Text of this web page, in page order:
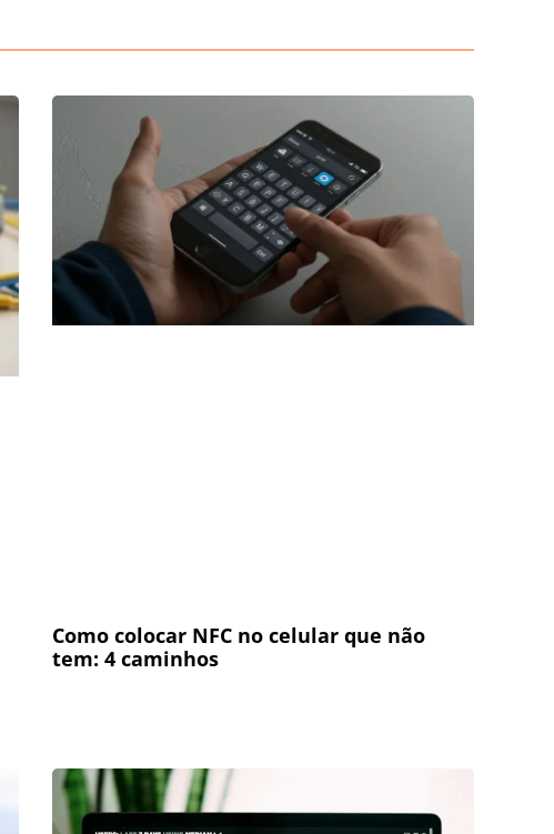
Como colocar NFC no celular que não
tem: 4 caminhos